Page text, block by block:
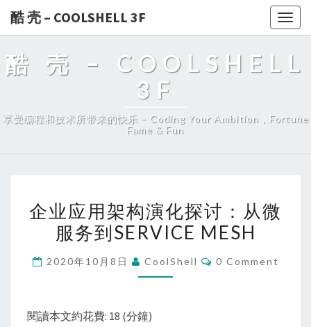
酷 壳 – COOLSHELL 3F
酷 壳 – COOLSHELL
3F
享受编程和技术所带来的快乐 – Coding Your Ambition，Fortune
Fame & Fun
业
应
企业应用架构演化探讨：从微
服务到SERVICE MESH
2020年10月8日 CoolShell Comments
0 Comment
閱讀本文約花費: 18 (分鐘)